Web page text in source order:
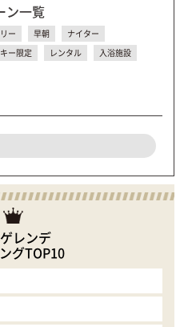
ン一覧
ー 早朝
ナイター
ー限定 レンタル
入浴施設
レンデ
グTOP10